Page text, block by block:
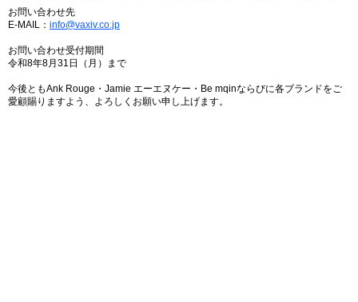
お問い合わせ先
E-MAIL： info@vaxiv.co.jp
お問い合わせ受付期間
令和8年8月31日（月）まで
今後ともAnk Rouge・Jamie エーエヌケー・Be mqinならびに各ブランドをご
愛顧賜りますよう、よろしくお願い申し上げます。